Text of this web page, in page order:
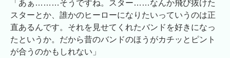
「あぁ………そうですね。スター……なんか飛び抜けた
スターとか、誰かのヒーローになりたいっていうのは正
直あるんです。それを見せてくれたバンドを好きになっ
たというか。だから昔のバンドのほうがカチッとピント
が合うのかもしれない」